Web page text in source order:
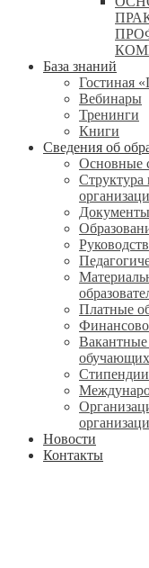
База знаний
Гостиная
Вебинары
Тренинги
Книги
Сведения об
Основные
Структура
Документы
Платные
Вакантные
Новости
Контакты